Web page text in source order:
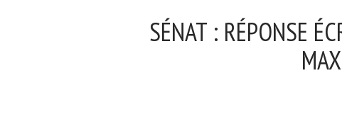
SÉNAT : RÉPONSE